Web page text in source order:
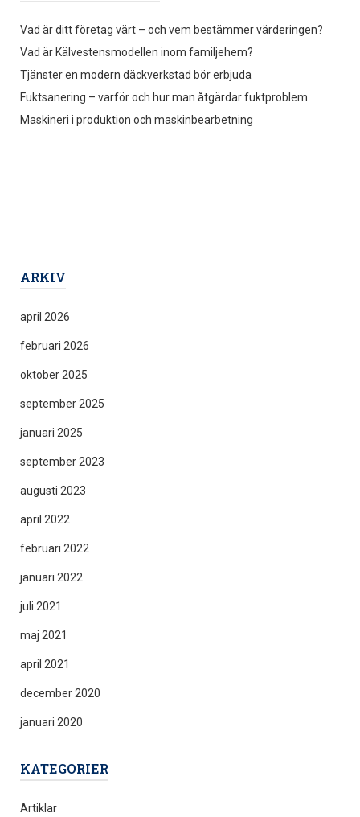
Vad är ditt företag värt – och vem bestämmer värderingen?
Vad är Kälvestensmodellen inom familjehem?
Tjänster en modern däckverkstad bör erbjuda
Fuktsanering – varför och hur man åtgärdar fuktproblem
Maskineri i produktion och maskinbearbetning
ARKIV
april 2026
februari 2026
oktober 2025
september 2025
januari 2025
september 2023
augusti 2023
april 2022
februari 2022
januari 2022
juli 2021
maj 2021
april 2021
december 2020
januari 2020
KATEGORIER
Artiklar